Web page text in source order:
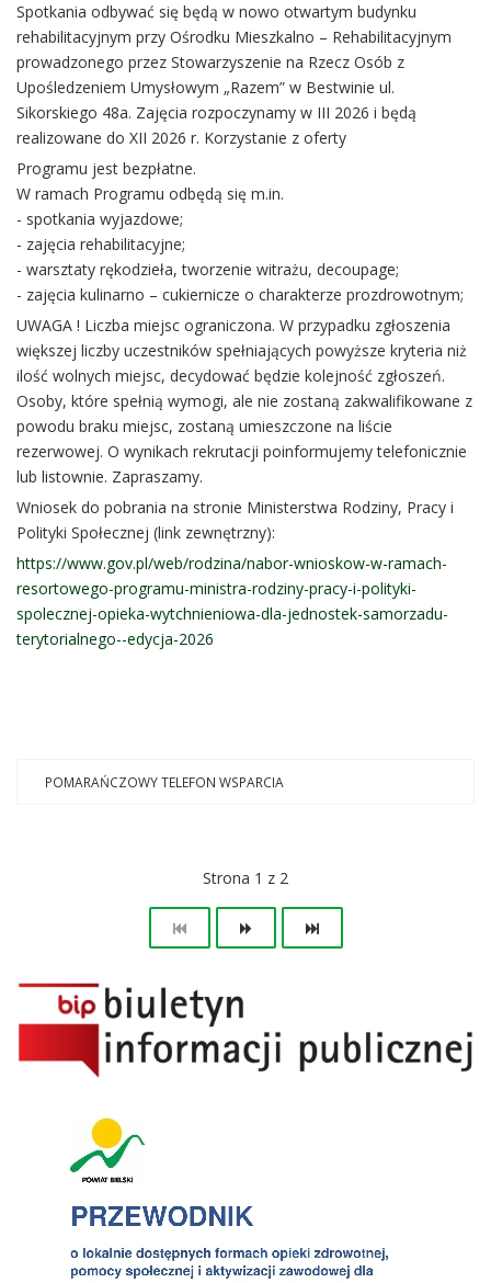
Spotkania odbywać się będą w nowo otwartym budynku
rehabilitacyjnym przy Ośrodku Mieszkalno – Rehabilitacyjnym
prowadzonego przez Stowarzyszenie na Rzecz Osób z
Upośledzeniem Umysłowym „Razem” w Bestwinie ul.
Sikorskiego 48a. Zajęcia rozpoczynamy w III 2026 i będą
realizowane do XII 2026 r. Korzystanie z oferty
Programu jest bezpłatne.
W ramach Programu odbędą się m.in.
- spotkania wyjazdowe;
- zajęcia rehabilitacyjne;
- warsztaty rękodzieła, tworzenie witrażu, decoupage;
- zajęcia kulinarno – cukiernicze o charakterze prozdrowotnym;
UWAGA ! Liczba miejsc ograniczona. W przypadku zgłoszenia
większej liczby uczestników spełniających powyższe kryteria niż
ilość wolnych miejsc, decydować będzie kolejność zgłoszeń.
Osoby, które spełnią wymogi, ale nie zostaną zakwalifikowane z
powodu braku miejsc, zostaną umieszczone na liście
rezerwowej. O wynikach rekrutacji poinformujemy telefonicznie
lub listownie. Zapraszamy.
Wniosek do pobrania na stronie Ministerstwa Rodziny, Pracy i
Polityki Społecznej (link zewnętrzny):
https://www.gov.pl/web/rodzina/nabor-wnioskow-w-ramach-
resortowego-programu-ministra-rodziny-pracy-i-polityki-
spolecznej-opieka-wytchnieniowa-dla-jednostek-samorzadu-
terytorialnego--edycja-2026
POMARAŃCZOWY TELEFON WSPARCIA
Strona 1 z 2